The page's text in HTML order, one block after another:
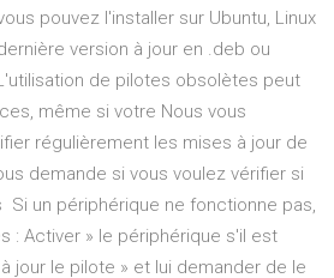
pouvez l'installer sur Ubuntu, Linux
version à jour en .deb ou
de pilotes obsolètes peut
même si votre Nous vous
régulièrement les mises à jour de
demande si vous voulez vérifier si
un périphérique ne fonctionne pas,
: Activer » le périphérique s'il est
jour le pilote » et lui demander de le